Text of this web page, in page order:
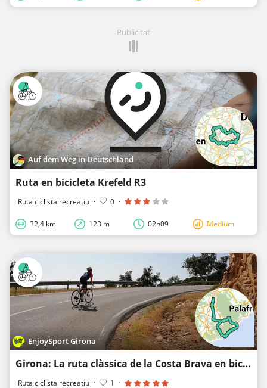
Publicitat
Auf dem Weg in Deutschland
Ruta en bicicleta Krefeld R3
Ruta ciclista recreatiu · 0 ·
32,4 km 123 m 02h09 Medium
EnjoySport Girona
Girona: La ruta clàssica de la Costa Brava en bicicleta de carretera
Ruta ciclista recreatiu · 1 ·